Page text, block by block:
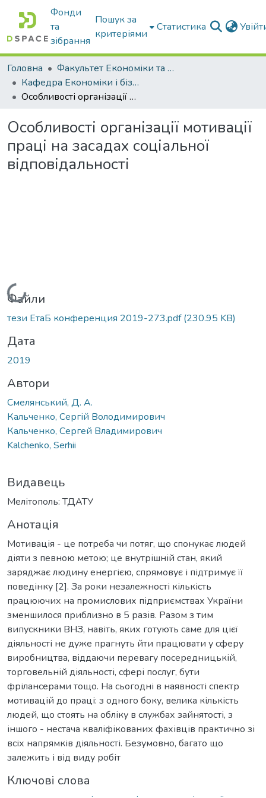
Фонди
та
зібрання
Пошук за
критеріями
Статистика
Головна
Факультет Економіки та бізнесу
Кафедра Економіки і бізнесу
Особливості організації мотивації праці на засадах соціальної відповідальності
Особливості організації мотивації
праці на засадах соціальної
відповідальності
Вантажиться...
Файли
тези ЕтаБ конференция 2019-273.pdf(230.95 KB)
Дата
2019
Автори
Смелянський, Д. А.
Кальченко, Сергій Володимирович
Кальченко, Сергей Владимирович
Kalchenko, Serhii
Видавець
Мелітополь: ТДАТУ
Анотація
Мотивація - це потреба чи потяг, що спонукає людей
діяти з певною метою; це внутрішній стан, який
заряджає людину енергією, спрямовує і підтримує її
поведінку [2]. За роки незалежності кількість
працюючих на промислових підприємствах України
зменшилося приблизно в 5 разів. Разом з тим
випускники ВНЗ, навіть, яких готують саме для цієї
діяльності не дуже прагнуть йти працювати у сферу
виробництва, віддаючи перевагу посередницькій,
торговельній діяльності, сфері послуг, бути
фрілансерами тощо. На сьогодні в наявності спектр
мотивацій до праці: з одного боку, велика кількість
людей, що стоять на обліку в службах зайнятості, з
іншого - нестача кваліфікованих фахівців практично зі
всіх напрямків діяльності. Безумовно, багато що
залежить і від виду робіт
Ключові слова